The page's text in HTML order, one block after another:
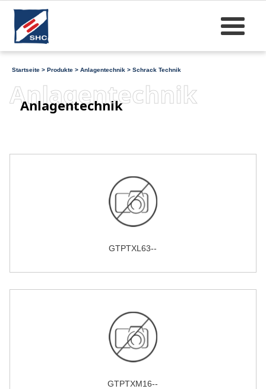
Startseite > Produkte > Anlagentechnik > Schrack Technik
Anlagentechnik
Anlagentechnik
GTPTXL63--
GTPTXM16--